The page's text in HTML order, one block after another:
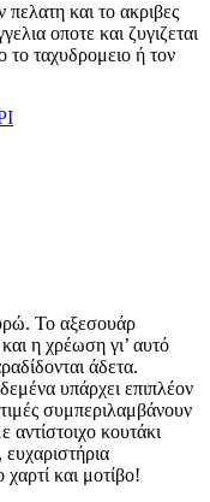
και το ακριβες
οποτε και ζυγιζεται
το ταχυδρομειο ή τον
Το αξεσουάρ
η χρέωση γι’ αυτό
άδετα.
υπάρχει επιπλέον
συμπεριλαμβάνουν
κουτάκι
και μοτίβο!